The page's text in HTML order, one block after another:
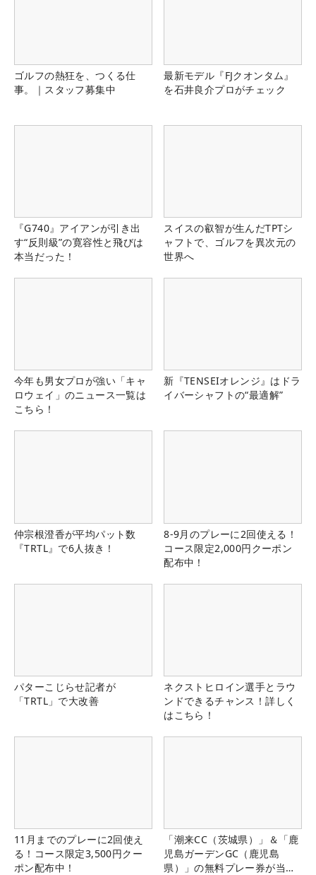
ゴルフの熱狂を、つくる仕
事。｜スタッフ募集中
最新モデル『FJクオンタム』
を石井良介プロがチェック
『G740』アイアンが引き出
す“反則級”の寛容性と飛びは
本当だった！
スイスの叡智が生んだTPTシ
ャフトで、ゴルフを異次元の
世界へ
今年も男女プロが強い「キャ
ロウェイ」のニュース一覧は
こちら！
新『TENSEIオレンジ』はドラ
イバーシャフトの“最適解”
仲宗根澄香が平均パット数
『TRTL』で6人抜き！
8-9月のプレーに2回使える！
コース限定2,000円クーポン
配布中！
パターこじらせ記者が
「TRTL」で大改善
ネクストヒロイン選手とラウ
ンドできるチャンス！詳しく
はこちら！
11月までのプレーに2回使え
る！コース限定3,500円クー
ポン配布中！
「潮来CC（茨城県）」＆「鹿
児島ガーデンGC（鹿児島
県）」の無料プレー券が当た